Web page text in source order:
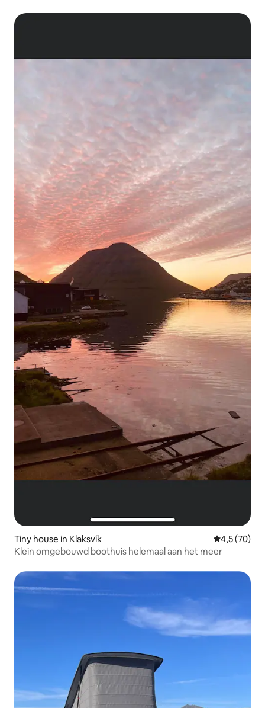
Tiny house in Klaksvík
4,5 (70)
Klein omgebouwd boothuis helemaal aan het meer